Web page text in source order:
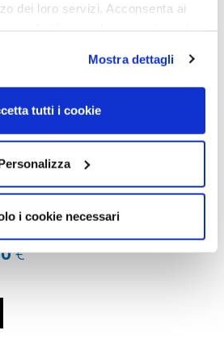
dei loro servizi. Acconsenta ai
Mostra dettagli
tutti i cookie
i cookie necessari
€